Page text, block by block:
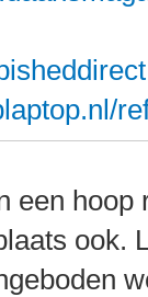
een hoop
ook.